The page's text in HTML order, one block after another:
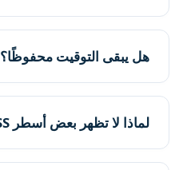
هل يبقى التوقيت محفوظًا؟
لماذا لا تظهر بعض أسطر ASS في تصدير SRT؟